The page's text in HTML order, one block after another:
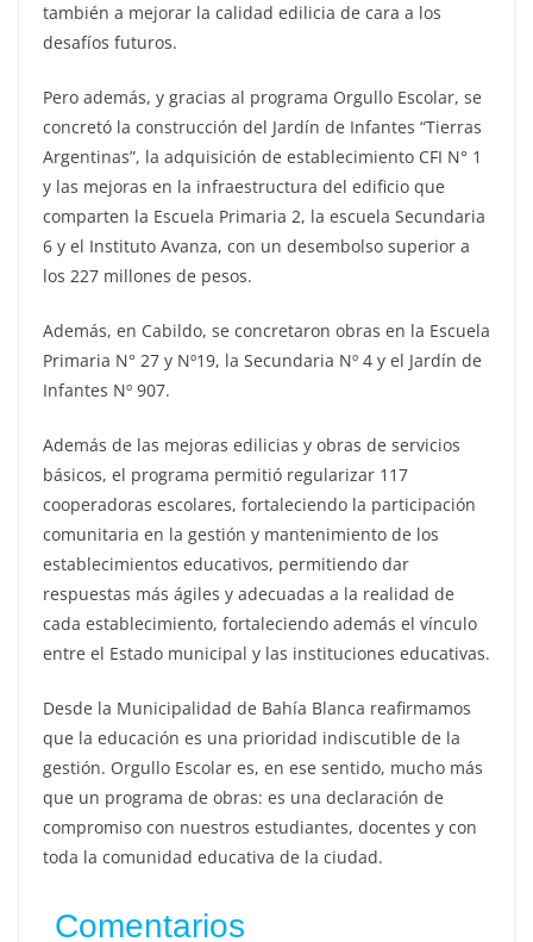
también a mejorar la calidad edilicia de cara a los
desafíos futuros.
Pero además, y gracias al programa Orgullo Escolar, se
concretó la construcción del Jardín de Infantes “Tierras
Argentinas”, la adquisición de establecimiento CFI N° 1
y las mejoras en la infraestructura del edificio que
comparten la Escuela Primaria 2, la escuela Secundaria
6 y el Instituto Avanza, con un desembolso superior a
los 227 millones de pesos.
Además, en Cabildo, se concretaron obras en la Escuela
Primaria N° 27 y Nº19, la Secundaria Nº 4 y el Jardín de
Infantes Nº 907.
Además de las mejoras edilicias y obras de servicios
básicos, el programa permitió regularizar 117
cooperadoras escolares, fortaleciendo la participación
comunitaria en la gestión y mantenimiento de los
establecimientos educativos, permitiendo dar
respuestas más ágiles y adecuadas a la realidad de
cada establecimiento, fortaleciendo además el vínculo
entre el Estado municipal y las instituciones educativas.
Desde la Municipalidad de Bahía Blanca reafirmamos
que la educación es una prioridad indiscutible de la
gestión. Orgullo Escolar es, en ese sentido, mucho más
que un programa de obras: es una declaración de
compromiso con nuestros estudiantes, docentes y con
toda la comunidad educativa de la ciudad.
Comentarios